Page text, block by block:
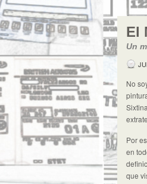
El
Un
No
Por
en
que